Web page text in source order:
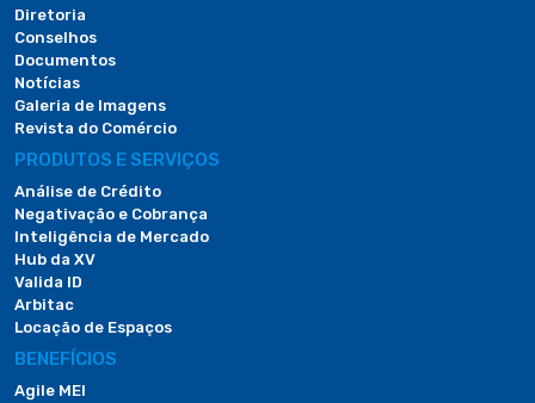
Diretoria
Conselhos
Documentos
Notícias
Galeria de Imagens
Revista do Comércio
PRODUTOS E SERVIÇOS
Análise de Crédito
Negativação e Cobrança
Inteligência de Mercado
Hub da XV
Valida ID
Arbitac
Locação de Espaços
BENEFÍCIOS
Agile MEI